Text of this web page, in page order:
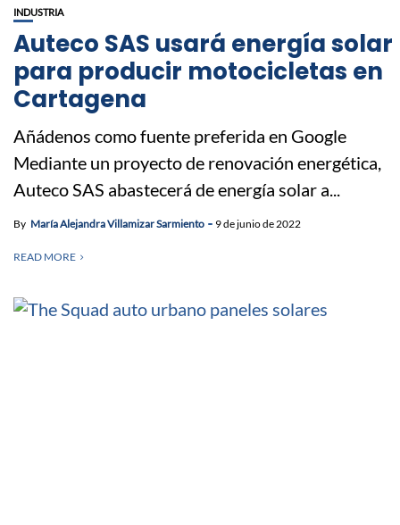
INDUSTRIA
Auteco SAS usará energía solar
para producir motocicletas en
Cartagena
Añádenos como fuente preferida en Google
Mediante un proyecto de renovación energética,
Auteco SAS abastecerá de energía solar a...
By María Alejandra Villamizar Sarmiento 9 de junio de 2022
READ MORE